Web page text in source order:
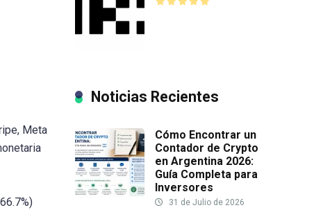
Meta
Noticias Recientes
Cómo Encontrar un
Contador de Crypto
en Argentina 2026:
Guía Completa para
Inversores
31 de Julio de 2026